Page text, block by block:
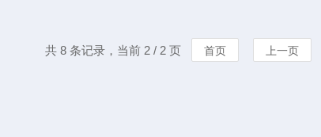
共 8 条记录，当前 2 / 2 页 首页 上一页